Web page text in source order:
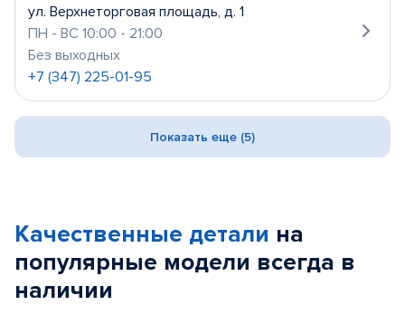
ул. Верхнеторговая площадь, д. 1
ПН - ВС 10:00 - 21:00
Без выходных
+7 (347) 225-01-95
Показать еще (5)
Качественные детали на
популярные модели всегда в
наличии